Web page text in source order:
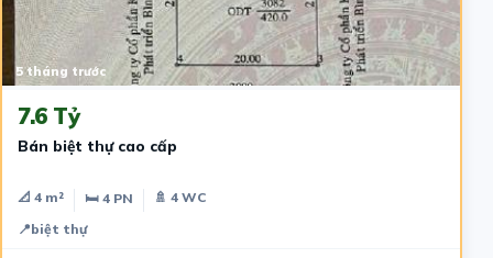
5 tháng trước
7.6 Tỷ
Bán biệt thự cao cấp
📐 4 m² 🛏 4 PN
🚿 4 WC
📍biệt thự